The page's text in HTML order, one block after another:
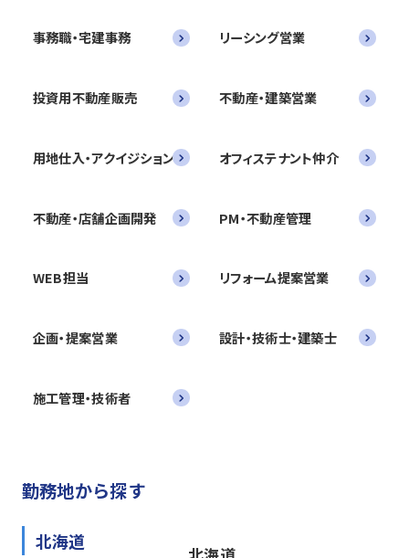
事務職・宅建事務 リーシング営業
投資用不動産販売 不動産・建築営業
用地仕入・アクイジション オフィステナント仲介
不動産・店舗企画開発 PM・不動産管理
WEB担当 リフォーム提案営業
企画・提案営業 設計・技術士・建築士
施工管理・技術者
勤務地から探す
北海道